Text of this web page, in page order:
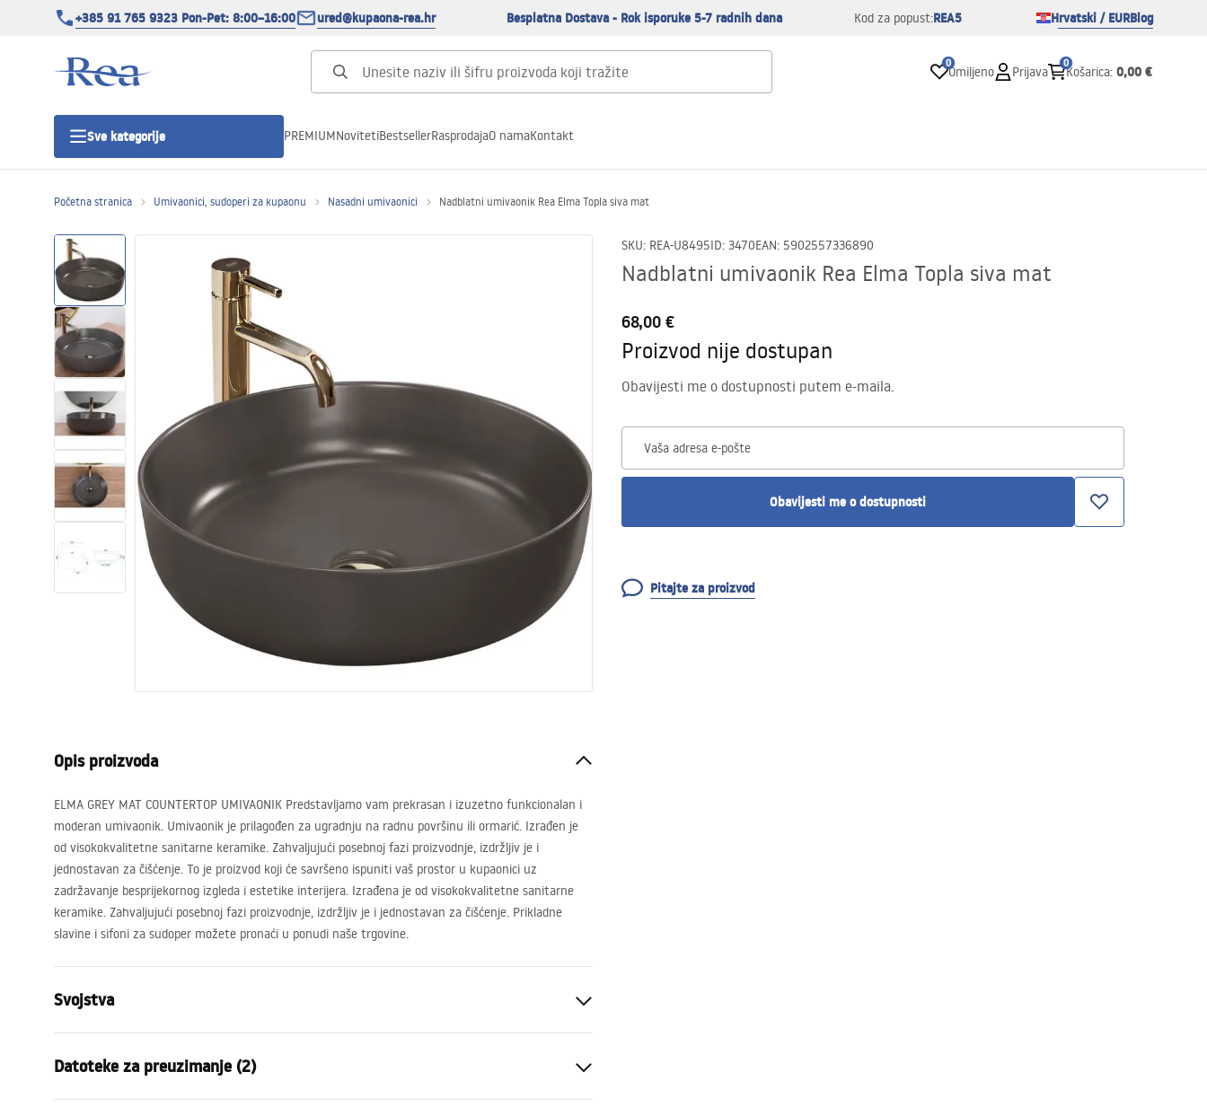
+385 91 765 9323 Pon-Pet: 8:00–16:00 ured@kupaona-rea.hr Besplatna Dostava - Rok isporuke 5-7 radnih dana Kod za popust:REA5 Hrvatski / EURBlog
0
Omiljeno Prijava
0
Košarica: 0,00 €
Sve kategorije
Tuš vrata
Tuš kade
Tuš Kanalice
WC školjke
Umivaonici
Kade i paravani
Miješalice, pipe, slavine
PREMIUMNovitetiBestsellerRasprodajaO namaKontakt
Početna stranica Umivaonici, sudoperi za kupaonu Nasadni umivaonici Nadblatni umivaonik Rea Elma Topla siva mat
SKU: REA-U8495ID: 3470EAN: 5902557336890
Nadblatni umivaonik Rea Elma Topla siva mat
68,00 €
Proizvod nije dostupan
Obavijesti me o dostupnosti putem e-maila.
Vaša adresa e-pošte
Obavijesti me o dostupnosti
Pitajte za proizvod
Opis proizvoda
ELMA GREY MAT COUNTERTOP UMIVAONIK Predstavljamo vam prekrasan i izuzetno funkcionalan i
moderan umivaonik. Umivaonik je prilagođen za ugradnju na radnu površinu ili ormarić. Izrađen je
od visokokvalitetne sanitarne keramike. Zahvaljujući posebnoj fazi proizvodnje, izdržljiv je i
jednostavan za čišćenje. To je proizvod koji će savršeno ispuniti vaš prostor u kupaonici uz
zadržavanje besprijekornog izgleda i estetike interijera. Izrađena je od visokokvalitetne sanitarne
keramike. Zahvaljujući posebnoj fazi proizvodnje, izdržljiv je i jednostavan za čišćenje. Prikladne
slavine i sifoni za sudoper možete pronaći u ponudi naše trgovine.
Svojstva
Materijal
Boja
Siva
Datoteke za preuzimanje (2)